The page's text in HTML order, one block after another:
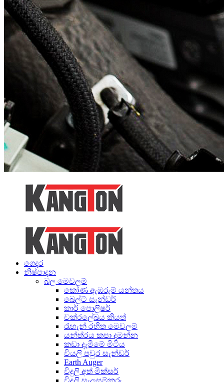
ගෙදර
නිෂ්පාදන
බල මෙවලම්
කෝණ ඇඹරුම් යන්තය
බෙල්ට් සැන්ඩර්
කාර් පොලිෂර්
චක්රලේඛය කියත්
රැහැන් රහිත මෙවලම්
යන්ත්රය කපා දමන්න
කඩා දැමීමේ මිටිය
වියලි පවුර සැන්ඩර්
Earth Auger
විදුලි අත් මික්සර්
විදුලි සැලසුම්කරු